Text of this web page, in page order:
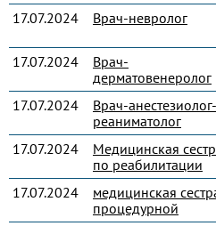
17.07.2024
Врач-невролог
17.07.2024
Врач-
дерматовенеролог
17.07.2024
Врач-анестезиолог-
реаниматолог
17.07.2024
Медицинская
по реабилитации
17.07.2024
медицинская
процедурной